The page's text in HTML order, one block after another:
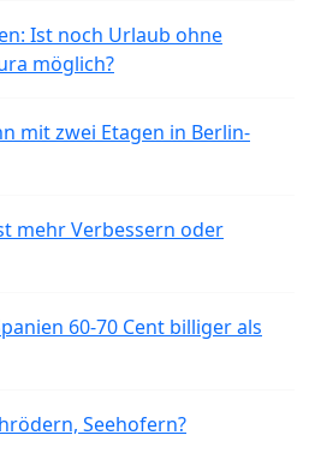
Ist noch Urlaub ohne
möglich?
mit zwei Etagen in Berlin-
mehr Verbessern oder
60-70 Cent billiger als
Seehofern?